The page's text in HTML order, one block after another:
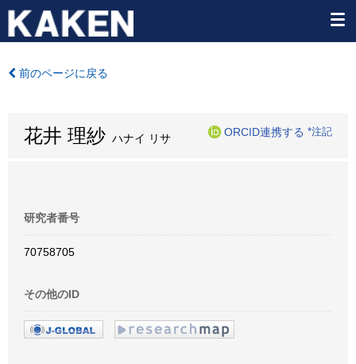
前のページに戻る
花井 理紗 ハナイ リサ
ORCID連携する *注記
研究者番号
70758705
その他のID